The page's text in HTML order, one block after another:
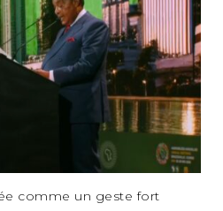
comme un geste fort